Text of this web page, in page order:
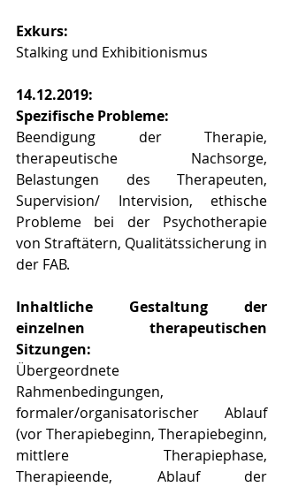
Exkurs:
Stalking und Exhibitionismus
14.12.2019:
Spezifische Probleme:
Beendigung der Therapie,
therapeutische Nachsorge,
Belastungen des Therapeuten,
Supervision/ Intervision, ethische
Probleme bei der Psychotherapie
von Straftätern, Qualitätssicherung in
der FAB.
Inhaltliche Gestaltung der
einzelnen therapeutischen
Sitzungen:
Übergeordnete
Rahmenbedingungen,
formaler/organisatorischer Ablauf
(vor Therapiebeginn, Therapiebeginn,
mittlere Therapiephase,
Therapieende, Ablauf der